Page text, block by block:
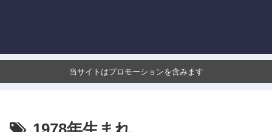
当サイトはプロモーションを含みます